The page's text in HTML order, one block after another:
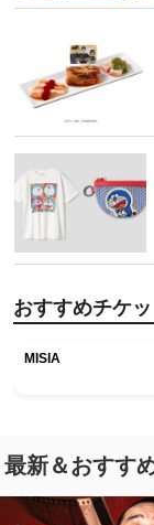
おすすめチケッ
MISIA
最新＆おすす